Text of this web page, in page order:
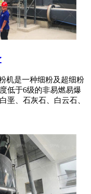
机是一种细粉及超细粉
低于6级的非易燃易爆
垩、石灰石、白云石、